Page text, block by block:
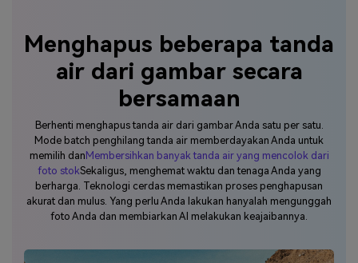
Menghapus beberapa tanda
air dari gambar secara
bersamaan
Berhenti menghapus tanda air dari gambar Anda satu per satu.
Mode batch penghilang tanda air memberdayakan Anda untuk
memilih danMembersihkan banyak tanda air yang mencolok dari
foto stokSekaligus, menghemat waktu dan tenaga Anda yang
berharga. Teknologi cerdas memastikan proses penghapusan
akurat dan mulus. Yang perlu Anda lakukan hanyalah mengunggah
foto Anda dan membiarkan AI melakukan keajaibannya.